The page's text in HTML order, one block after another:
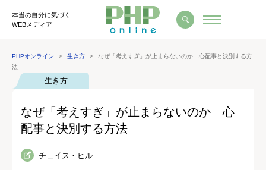
本当の自分に気づく
WEBメディア
PHPオンライン 生き方
なぜ「考えすぎ」が止まらないのか 心配事と決別する方
法
生き方
なぜ「考えすぎ」が止まらないのか 心
配事と決別する方法
チェイス・ヒル